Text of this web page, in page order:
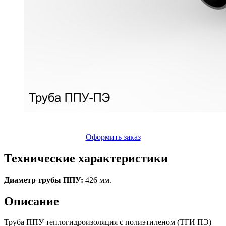
Оформить заказ
Технические характеристики
Диаметр трубы ППУ: 426 мм.
Описание
Труба ППУ теплогидроизоляция с полиэтиленом (ТГИ ПЭ)